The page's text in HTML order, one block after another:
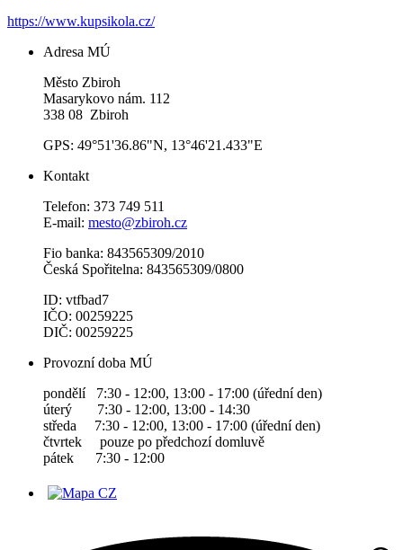
https://www.kupsikola.cz/
Adresa MÚ
Město Zbiroh
Masarykovo nám. 112
338 08 Zbiroh
GPS: 49°51'36.86"N, 13°46'21.433"E
Kontakt
Telefon: 373 749 511
E-mail: mesto@zbiroh.cz
Fio banka: 843565309/2010
Česká Spořitelna: 843565309/0800
ID: vtfbad7
IČO: 00259225
DIČ: 00259225
Provozní doba MÚ
pondělí 7:30 - 12:00, 13:00 - 17:00 (úřední den)
úterý 7:30 - 12:00, 13:00 - 14:30
středa 7:30 - 12:00, 13:00 - 17:00 (úřední den)
čtvrtek pouze po předchozí domluvě
pátek 7:30 - 12:00